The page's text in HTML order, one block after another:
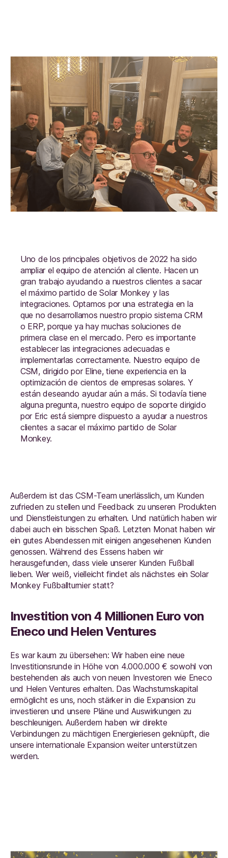
Uno de los principales objetivos de 2022 ha sido
ampliar el equipo de atención al cliente. Hacen un
gran trabajo ayudando a nuestros clientes a sacar
el máximo partido de Solar Monkey y las
integraciones. Optamos por una estrategia en la
que no desarrollamos nuestro propio sistema CRM
o ERP, porque ya hay muchas soluciones de
primera clase en el mercado. Pero es importante
establecer las integraciones adecuadas e
implementarlas correctamente. Nuestro equipo de
CSM, dirigido por Eline, tiene experiencia en la
optimización de cientos de empresas solares. Y
están deseando ayudar aún a más. Si todavía tiene
alguna pregunta, nuestro equipo de soporte dirigido
por Eric está siempre dispuesto a ayudar a nuestros
clientes a sacar el máximo partido de Solar
Monkey.
Außerdem ist das CSM-Team unerlässlich, um Kunden
zufrieden zu stellen und Feedback zu unseren Produkten
und Dienstleistungen zu erhalten. Und natürlich haben wir
dabei auch ein bisschen Spaß. Letzten Monat haben wir
ein gutes Abendessen mit einigen angesehenen Kunden
genossen. Während des Essens haben wir
herausgefunden, dass viele unserer Kunden Fußball
lieben. Wer weiß, vielleicht findet als nächstes ein Solar
Monkey Fußballturnier statt?
Investition von 4 Millionen Euro von
Eneco und Helen Ventures
Es war kaum zu übersehen: Wir haben eine neue
Investitionsrunde in Höhe von 4.000.000 € sowohl von
bestehenden als auch von neuen Investoren wie Eneco
und Helen Ventures erhalten. Das Wachstumskapital
ermöglicht es uns, noch stärker in die Expansion zu
investieren und unsere Pläne und Auswirkungen zu
beschleunigen. Außerdem haben wir direkte
Verbindungen zu mächtigen Energieriesen geknüpft, die
unsere internationale Expansion weiter unterstützen
werden.